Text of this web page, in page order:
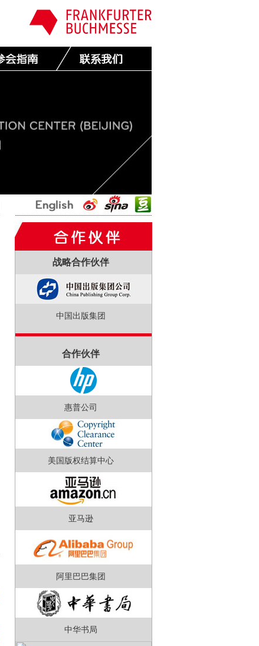
战略合作伙伴
中国出版集团
合作伙伴
惠普公司
美国版权结算中心
亚马逊
阿里巴巴集团
中华书局